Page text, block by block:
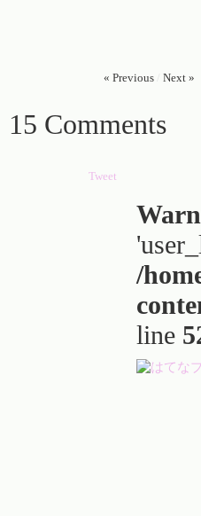
« Previous Next »
15 Comments
Tweet
/
line